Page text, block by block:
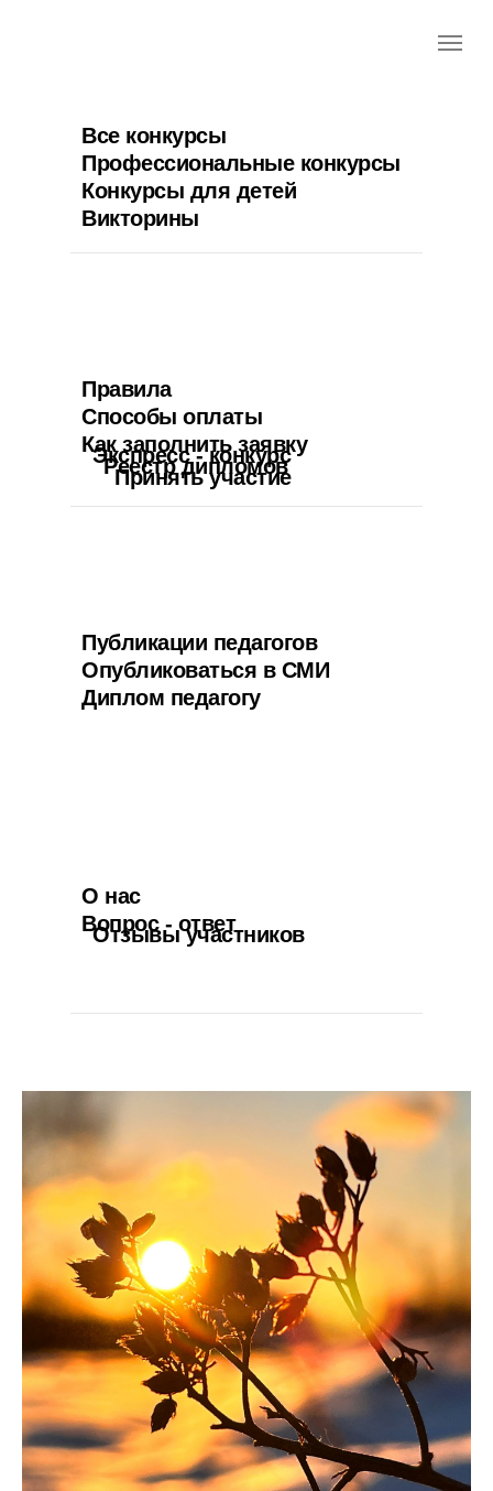
Все конкурсы
Профессиональные конкурсы
Конкурсы для детей
Викторины
Правила
Способы оплаты
Как заполнить заявку
Экспресс - конкурс
Реестр дипломов
Принять участие
Публикации педагогов
Опубликоваться в СМИ
Диплом педагогу
О нас
Вопрос - ответ
Отзывы участников